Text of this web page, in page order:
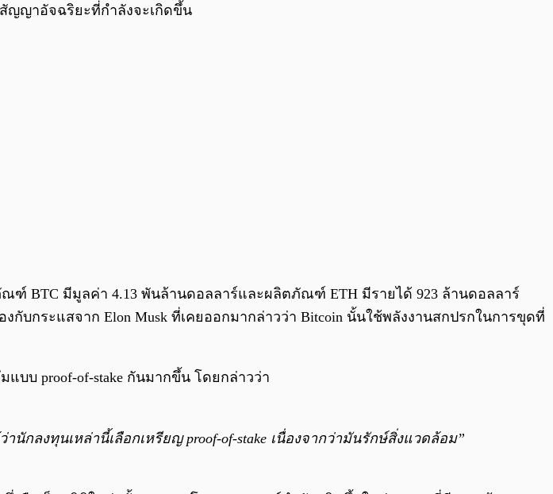
ญญาอัจฉริยะที่กำลังจะเกิดขึ้น
BTC มีมูลค่า 4.13 พันล้านดอลลาร์และผลิตภัณฑ์ ETH มีรายได้ 923 ล้านดอลลาร์
บกระแสจาก Elon Musk ที่เคยออกมากล่าวว่า Bitcoin นั้นใช้พลังงานสกปรกในการขุดที่
แบบ proof-of-stake กันมากขึ้น โดยกล่าวว่า
นักลงทุนเหล่านี้เลือกเหรียญ proof-of-stake เนื่องจากว่ามันรักษ์สิ่งแวดล้อม”